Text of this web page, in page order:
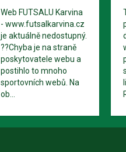
Web FUTSALU Karvina
- www.futsalkarvina.cz
je aktuálně nedostupný.
??Chyba je na straně
poskytovatele webu a
postihlo to mnoho
sportovních webů. Na
ob...